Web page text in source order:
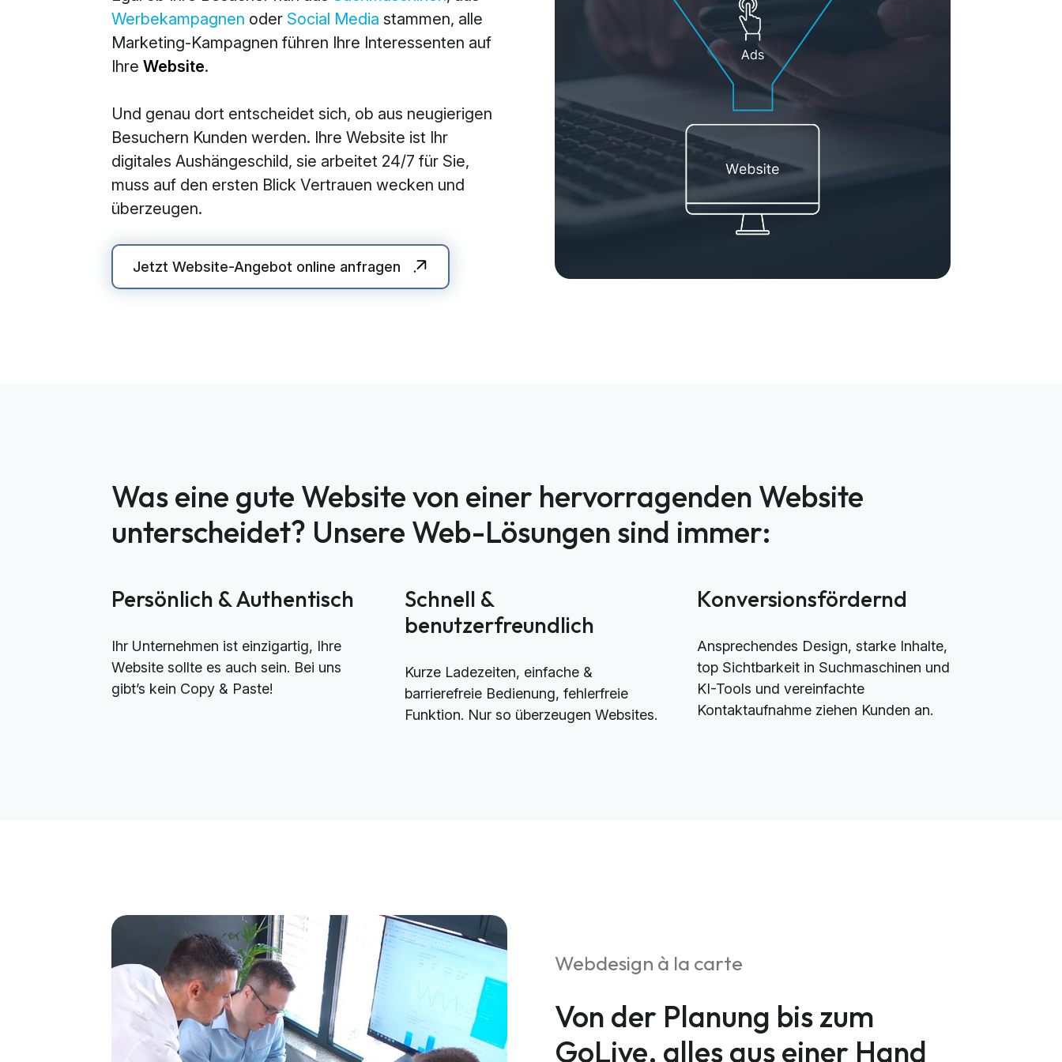
Marketing
Online Werbung (SEA/SMA)
Social Media Marketing (SMM)
E-Mail Marketing
Applications
CMS - Content Management System
Cloud Services
KI-Lösungen
Werbekampagnen oder Social Media stammen, alle
Marketing-Kampagnen führen Ihre Interessenten auf
IhreWebsite.
Und genau dort entscheidet sich, ob aus neugierigen
Besuchern Kunden werden. Ihre Website ist Ihr
digitales Aushängeschild, sie arbeitet 24/7 für Sie,
muss auf den ersten Blick Vertrauen wecken und
überzeugen.
Jetzt Website-Angebot online anfragen
Was eine gute Website von einer hervorragenden Website
unterscheidet? Unsere Web-Lösungen sind immer:
Persönlich & Authentisch
Ihr Unternehmen ist einzigartig, Ihre
Website sollte es auch sein. Bei uns
gibt’s kein Copy & Paste!
Schnell &
benutzerfreundlich
Kurze Ladezeiten, einfache &
barrierefreie Bedienung, fehlerfreie
Funktion. Nur so überzeugen Websites.
Konversionsfördernd
Ansprechendes Design, starke Inhalte,
top Sichtbarkeit in Suchmaschinen und
KI-Tools und vereinfachte
Kontaktaufnahme ziehen Kunden an.
Webdesign à la carte
Von der Planung bis zum
GoLive, alles aus einer Hand